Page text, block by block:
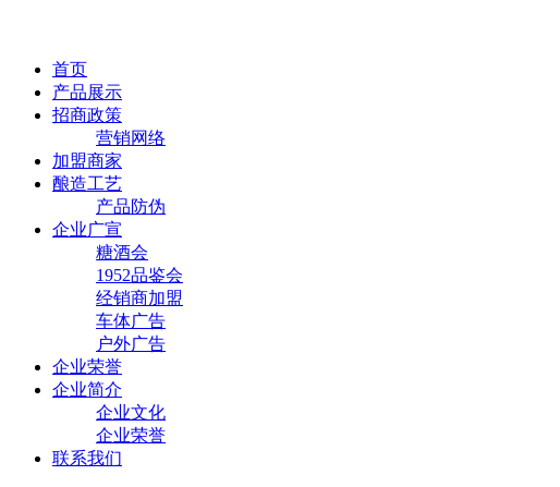
首页
产品展示
招商政策
营销网络
加盟商家
酿造工艺
产品防伪
企业广宣
糖酒会
1952品鉴会
经销商加盟
车体广告
户外广告
企业荣誉
企业简介
企业文化
企业荣誉
联系我们